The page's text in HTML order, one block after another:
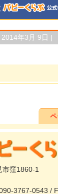
2014年3月 9日 |
市窪1860-1
3767-0543 /